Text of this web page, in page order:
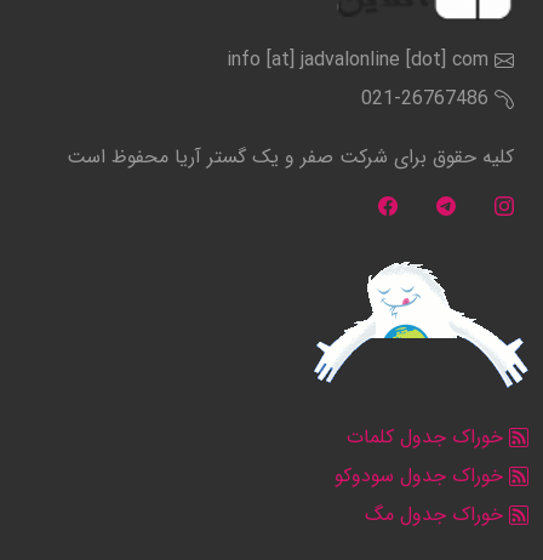
info [at] jadvalonline [dot] com
021-26767486
کلیه حقوق برای شرکت صفر و یک گستر آریا محفوظ است
خوراک جدول کلمات
خوراک جدول سودوکو
خوراک جدول مگ